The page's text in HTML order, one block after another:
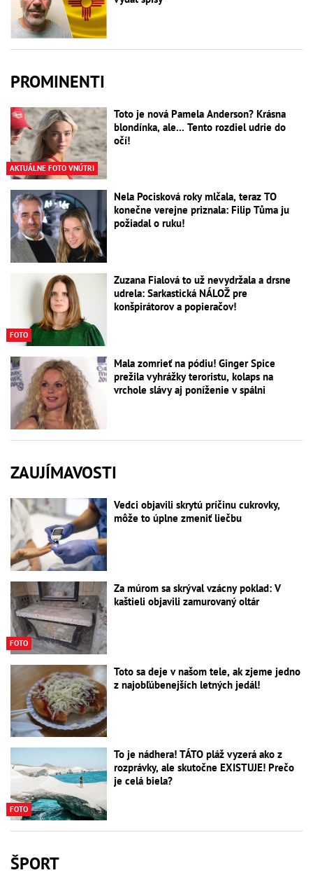
PROMINENTI
AKTUÁLNE FOTO VNÚTRI
Toto je nová Pamela Anderson? Krásna
blondínka, ale... Tento rozdiel udrie do
očí!
Nela Pocisková roky mlčala, teraz TO
konečne verejne priznala: Filip Tůma ju
požiadal o ruku!
FOTO
Zuzana Fialová to už nevydržala a drsne
udrela: Sarkastická NÁLOŽ pre
konšpirátorov a popieračov!
Mala zomrieť na pódiu! Ginger Spice
prežila vyhrážky teroristu, kolaps na
vrchole slávy aj poníženie v spálni
ZAUJÍMAVOSTI
Vedci objavili skrytú príčinu cukrovky,
môže to úplne zmeniť liečbu
FOTO
Za múrom sa skrýval vzácny poklad: V
kaštieli objavili zamurovaný oltár
Toto sa deje v našom tele, ak zjeme jedno
z najobľúbenejších letných jedál!
FOTO
To je nádhera! TÁTO pláž vyzerá ako z
rozprávky, ale skutočne EXISTUJE! Prečo
je celá biela?
ŠPORT